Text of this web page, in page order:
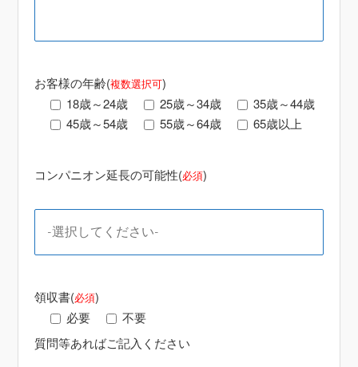
お客様の年齢(複数選択可)
18歳～24歳
25歳～34歳
35歳～44歳
45歳～54歳
55歳～64歳 65歳以上
コンパニオン延長の可能性(必須)
領収書(必須)
必要
不要
質問等あればご記入ください